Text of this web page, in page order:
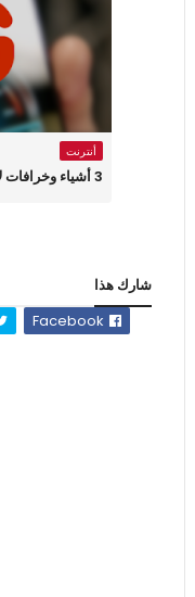
أنترنت
3 أشياء وخرافات لا يجب أن تصدقها عن 4G
شارك هذا